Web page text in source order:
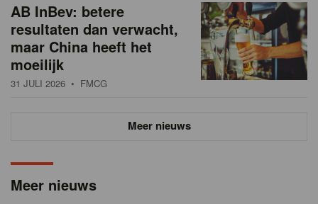
Meer nieuws
AB InBev: betere
resultaten dan verwacht,
maar China heeft het
moeilijk
31 JULI 2026 • FMCG
Meer nieuws